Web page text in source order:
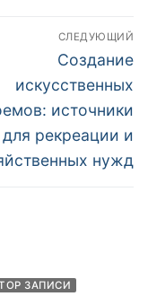
СЛЕДУЮЩИЙ
Следующая
запись:
Создание
искусственных
источники
рекреации и
нужд
ЗАПИСИ